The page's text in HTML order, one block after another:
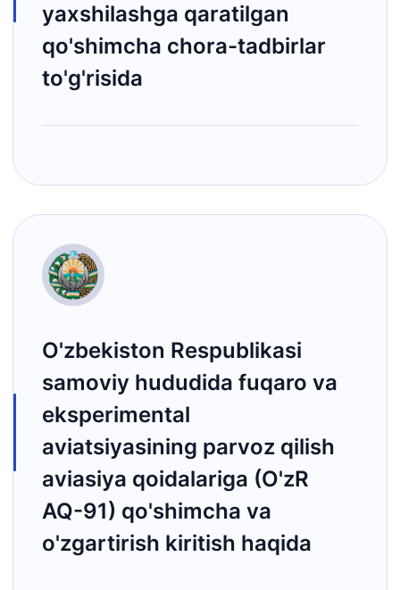
yaxshilashga qaratilgan
qo'shimcha chora-tadbirlar
to'g'risida
O'zbekiston Respublikasi
samoviy hududida fuqaro va
eksperimental
aviatsiyasining parvoz qilish
aviasiya qoidalariga (O'zR
AQ-91) qo'shimcha va
o'zgartirish kiritish haqida